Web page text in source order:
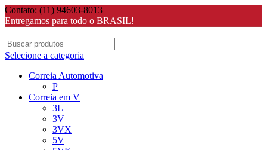
Contato: (11) 94603-8013
Entregamos para todo o BRASIL!
Selecione a categoria
Correia Automotiva
P
Correia em V
3L
3V
3VX
5V